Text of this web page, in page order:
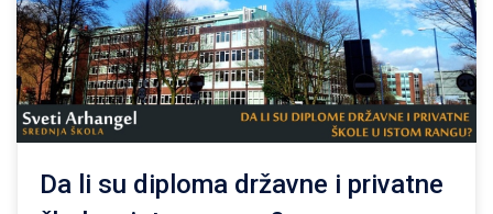
Da li su diploma državne i privatne